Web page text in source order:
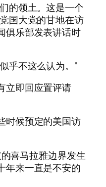
的领土。这是一个
国大党的甘地在访
俱乐部发表讲话时
乎不这么认为。”
立即回应置评请
时候预定的美国访
喜马拉雅边界发生
年来一直是不安的